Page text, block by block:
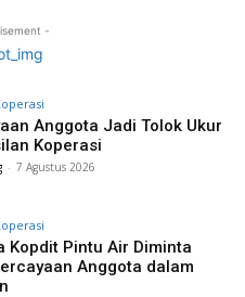
-
Anggota Jadi Tolok Ukur
Koperasi
- 7 Agustus 2026
Kopdit Pintu Air Diminta
Anggota dalam